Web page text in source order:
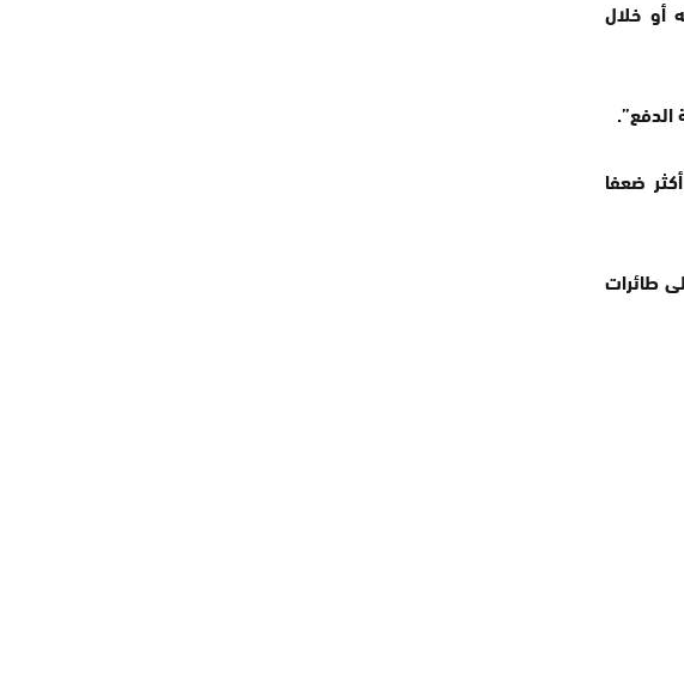
أو خلال
ضعفا
طائرات